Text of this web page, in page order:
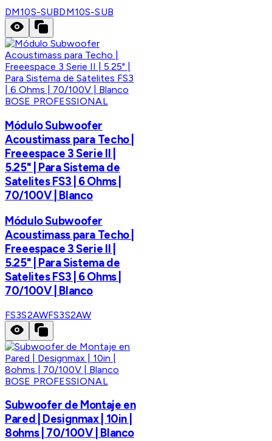
DM10S-SUBDM10S-SUB
BOSE PROFESSIONAL
Módulo Subwoofer
Acoustimass para Techo |
Freeespace 3 Serie II |
5.25" | Para Sistema de
Satelites FS3 | 6 Ohms |
70/100V | Blanco
Módulo Subwoofer
Acoustimass para Techo |
Freeespace 3 Serie II |
5.25" | Para Sistema de
Satelites FS3 | 6 Ohms |
70/100V | Blanco
FS3S2AWFS3S2AW
BOSE PROFESSIONAL
Subwoofer de Montaje en
Pared | Designmax | 10in |
8ohms | 70/100V | Blanco